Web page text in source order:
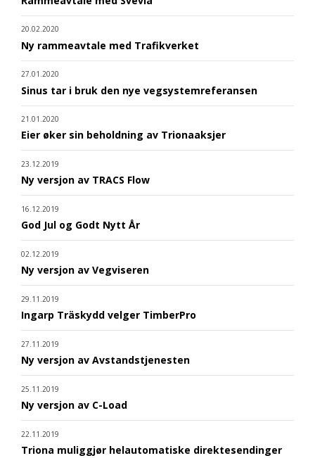
20.02.2020
Ny rammeavtale med Trafikverket
27.01.2020
Sinus tar i bruk den nye vegsystemreferansen
21.01.2020
Eier øker sin beholdning av Trionaaksjer
23.12.2019
Ny versjon av TRACS Flow
16.12.2019
God Jul og Godt Nytt År
02.12.2019
Ny versjon av Vegviseren
29.11.2019
Ingarp Träskydd velger TimberPro
27.11.2019
Ny versjon av Avstandstjenesten
25.11.2019
Ny versjon av C-Load
22.11.2019
Triona muliggjør helautomatiske direktesendinger